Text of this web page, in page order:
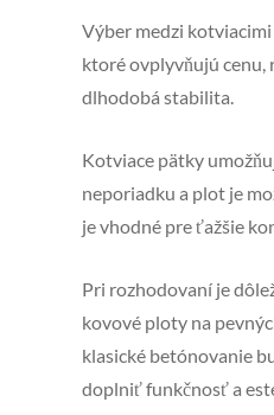
Výber medzi
ktoré ovplyvňujú
dlhodobá stabilita.
Kotviace pätky
neporiadku a plot je
je vhodné pre ťažšie
Pri rozhodovaní je
kovové ploty na
klasické betónovanie
doplniť funkčnosť a